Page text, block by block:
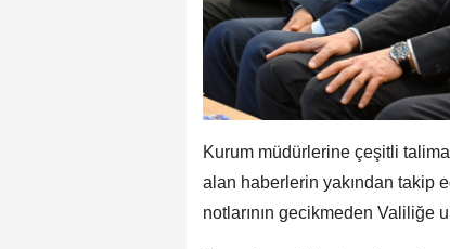
Kurum müdürlerine çeşitli
alan haberlerin yakından takip
notlarının gecikmeden Valiliğe